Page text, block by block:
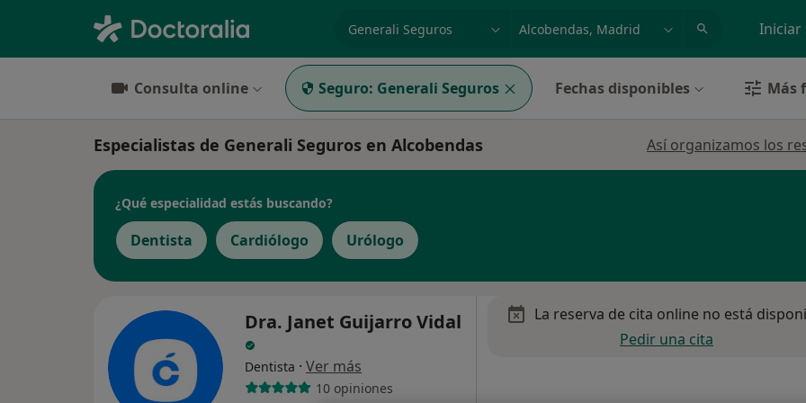
Iniciar
Consulta online Seguro: Generali Seguros Fechas disponibles Más
Especialistas de Generali Seguros en Alcobendas Así organizamos los
¿Qué especialidad estás buscando?
Dentista Cardiólogo Urólogo
Dra. Janet Guijarro Vidal
Dentista · Ver más
10 opiniones
La reserva de cita online no está
Pedir una cita